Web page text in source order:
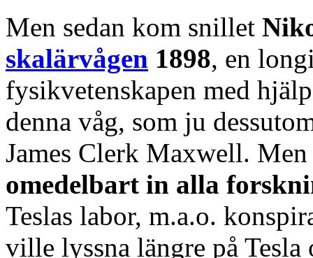
Men sedan kom snillet
skalärvågen 1898, en
fysikvetenskapen med
denna våg, som ju
James Clerk Maxwell.
omedelbart in alla
Teslas labor, m.a.o.
ville lyssna längre på